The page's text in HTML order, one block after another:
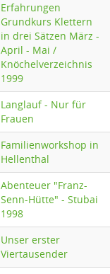
Erfahrungen
Grundkurs Klettern
in drei Sätzen März -
April - Mai /
Knöchelverzeichnis
1999
Langlauf - Nur für
Frauen
Familienworkshop in
Hellenthal
Abenteuer "Franz-
Senn-Hütte" - Stubai
1998
Unser erster
Viertausender